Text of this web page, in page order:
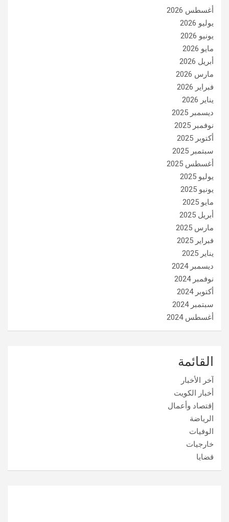
أغسطس 2026
يوليو 2026
يونيو 2026
مايو 2026
أبريل 2026
مارس 2026
فبراير 2026
يناير 2026
ديسمبر 2025
نوفمبر 2025
أكتوبر 2025
سبتمبر 2025
أغسطس 2025
يوليو 2025
يونيو 2025
مايو 2025
أبريل 2025
مارس 2025
فبراير 2025
يناير 2025
ديسمبر 2024
نوفمبر 2024
أكتوبر 2024
سبتمبر 2024
أغسطس 2024
القائمة
آخر الأخبار
أخبار الكويت
إقتصاد وأعمال
الرياضة
الوفيات
خارجيات
قضايا